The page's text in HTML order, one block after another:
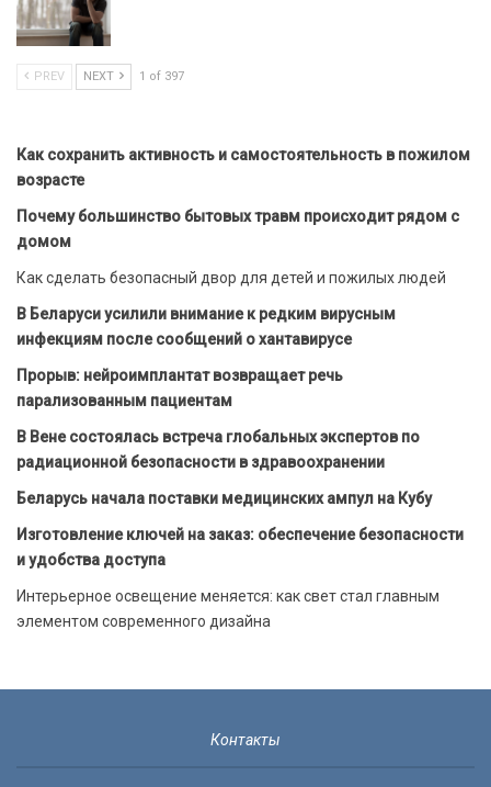
PREV NEXT 1 of 397
Как сохранить активность и самостоятельность в пожилом
возрасте
Почему большинство бытовых травм происходит рядом с
домом
Как сделать безопасный двор для детей и пожилых людей
В Беларуси усилили внимание к редким вирусным
инфекциям после сообщений о хантавирусе
Прорыв: нейроимплантат возвращает речь
парализованным пациентам
В Вене состоялась встреча глобальных экспертов по
радиационной безопасности в здравоохранении
Беларусь начала поставки медицинских ампул на Кубу
Изготовление ключей на заказ: обеспечение безопасности
и удобства доступа
Интерьерное освещение меняется: как свет стал главным
элементом современного дизайна
Контакты